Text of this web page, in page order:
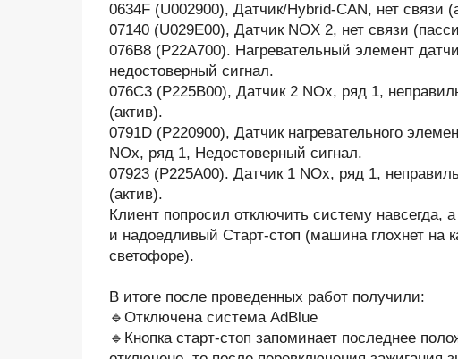
0634F (U002900), Датчик/Hybrid-CAN, нет связи
07140 (U029E00), Датчик NOX 2, нет связи
076B8 (Р22A700). Нагревательный элемент
недостоверный сигнал.
076C3 (Р225B00), Датчик 2 NOx, ряд 1,
(актив).
0791D (Р220900), Датчик нагревательного
NOx, ряд 1, Недостоверный сигнал.
07923 (Р225А00). Датчик 1 NOx, ряд 1,
(актив).
Клиент попросил отключить систему навсегда,
и надоедливый Старт-стоп (машина глохнет на
светофоре).
В итоге после проведенных работ получили:
🔹Отключена система AdBlue
🔹Кнопка старт-стоп запоминает последнее